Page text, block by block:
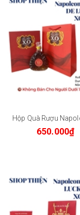
650.000₫